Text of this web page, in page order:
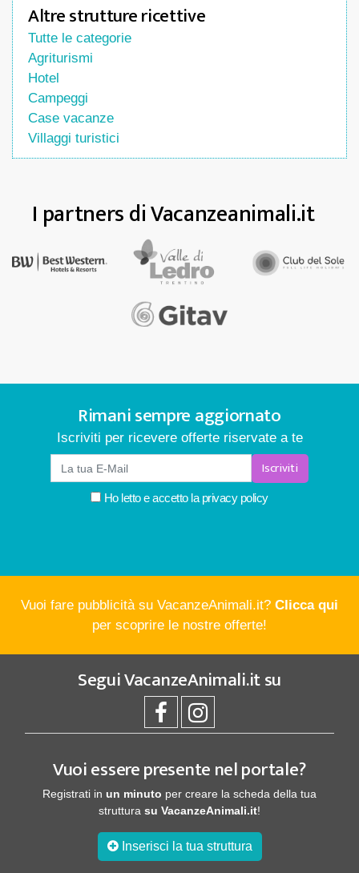
Altre strutture ricettive
Tutte le categorie
Agriturismi
Hotel
Campeggi
Case vacanze
Villaggi turistici
I partners di Vacanzeanimali.it
Rimani sempre aggiornato
Iscriviti per ricevere offerte riservate a te
Iscriviti
Ho letto e accetto laprivacy policy
Vuoi fare pubblicità su VacanzeAnimali.it? Clicca qui
per scoprire le nostre offerte!
SeguiVacanzeAnimali.itsu
Vuoi essere presente nel portale?
Registrati in un minuto per creare la scheda della tua
struttura su VacanzeAnimali.it!
Inserisci la tua struttura